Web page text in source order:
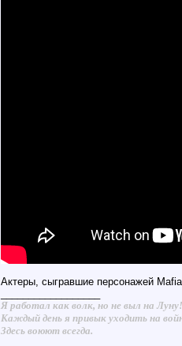
Актеры, сыгравшие персонажей
Я работал как волк, но не выл на Луну!
Каждый день я привык уходить на
Здесь воюют всегда.